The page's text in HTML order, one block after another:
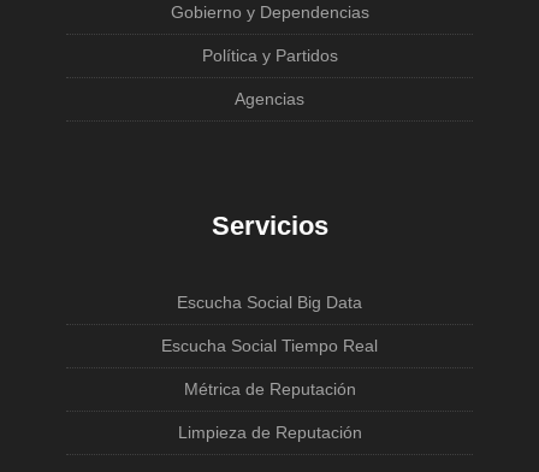
Gobierno y Dependencias
Política y Partidos
Agencias
Servicios
Escucha Social Big Data
Escucha Social Tiempo Real
Métrica de Reputación
Limpieza de Reputación